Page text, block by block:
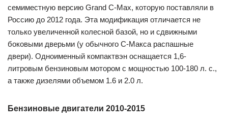
семиместную версию Grand C-Max, которую поставляли в
Россию до 2012 года. Эта модификация отличается не
только увеличенной колесной базой, но и сдвижными
боковыми дверьми (у обычного С-Макса распашные
двери). Одноименный компактвэн оснащается 1,6-
литровым бензиновым мотором с мощностью 100-180 л. с.,
а также дизелями объемом 1.6 и 2.0 л.
Бензиновые двигатели 2010-2015